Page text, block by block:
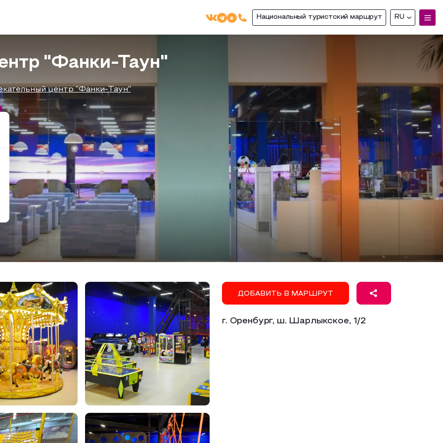
Национальный туристский маршрут RU
"Фанки-Таун"
центр "Фанки-Таун"
ДОБАВИТЬ В МАРШРУТ
г. Оренбург, ш. Шарлыкское, 1/2